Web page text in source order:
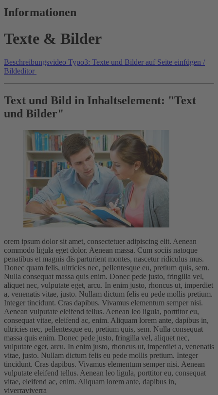
Informationen
Texte & Bilder
Beschreibungsvideo Typo3: Texte und Bilder auf Seite einfügen /
Bildeditor
Text und Bild in Inhaltselement: "Text
und Bilder"
orem ipsum dolor sit amet, consectetuer adipiscing elit. Aenean
commodo ligula eget dolor. Aenean massa. Cum sociis natoque
penatibus et magnis dis parturient montes, nascetur ridiculus mus.
Donec quam felis, ultricies nec, pellentesque eu, pretium quis, sem.
Nulla consequat massa quis enim. Donec pede justo, fringilla vel,
aliquet nec, vulputate eget, arcu. In enim justo, rhoncus ut, imperdiet
a, venenatis vitae, justo. Nullam dictum felis eu pede mollis pretium.
Integer tincidunt. Cras dapibus. Vivamus elementum semper nisi.
Aenean vulputate eleifend tellus. Aenean leo ligula, porttitor eu,
consequat vitae, eleifend ac, enim. Aliquam lorem ante, dapibus in,
ultricies nec, pellentesque eu, pretium quis, sem. Nulla consequat
massa quis enim. Donec pede justo, fringilla vel, aliquet nec,
vulputate eget, arcu. In enim justo, rhoncus ut, imperdiet a, venenatis
vitae, justo. Nullam dictum felis eu pede mollis pretium. Integer
tincidunt. Cras dapibus. Vivamus elementum semper nisi. Aenean
vulputate eleifend tellus. Aenean leo ligula, porttitor eu, consequat
vitae, eleifend ac, enim. Aliquam lorem ante, dapibus in,
viverraviverra